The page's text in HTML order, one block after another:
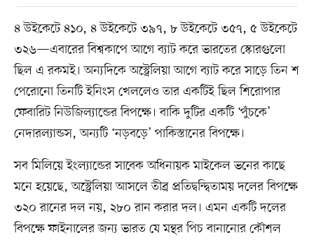
৪ উইকেটে ৪১০, ৪ উইকেটে ৩৯৭, ৮ উইকেটে ৩৫৭, ৫ উইকেটে
৩২৬—এবারের বিশ্বকাপে আগে ব্যাট করে ভারতের স্কোরগুলো
ছিল এ রকমই। অন্যদিকে অস্ট্রেলিয়া আগে ব্যাট করে সাড়ে তিন শ
পেরোনো তিনটি ইনিংস খেললেও তার একটিই ছিল শিরোপার
ফেবারিট নিউজিল্যান্ডের বিপক্ষে। বাকি দুটির একটি ‘পুঁচকে’
নেদারল্যান্ডস, অন্যটি ‘নড়বড়ে’ পাকিস্তানের বিপক্ষে।
সব মিলিয়ে ইংল্যান্ডের সাবেক অধিনায়ক মাইকেল ভনের কাছে
মনে হয়েছে, অস্ট্রেলিয়া আসলে তীব্র প্রতিদ্বন্দ্বিতাময় দলের বিপক্ষে
৩২০ রানের দল নয়, ২৮০ রান করার দল। এমন একটি দলের
বিপক্ষে ফাইনালের জন্য ভারত যে মন্থর পিচ বানানোর কৌশল